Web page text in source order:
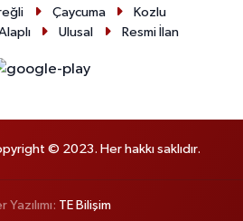
Çaycuma
Kozlu
Ulusal Resmi İlan
© 2023. Her hakkı saklıdır.
Yazılımı: TE Bilişim